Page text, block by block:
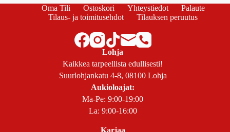
Oma Tili Ostoskori Yhteystiedot
Palaute
Tilaus- ja toimitusehdot
Tilauksen peruutus
Lohja
Kaikkea tarpeellista edullisesti!
Suurlohjankatu 4-8, 08100 Lohja
Aukioloajat:
Ma-Pe: 9:00-19:00
La: 9:00-16:00